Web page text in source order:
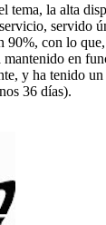
tema, la alta
servido
90%, con lo
mantenido en
y ha tenido
36 días).